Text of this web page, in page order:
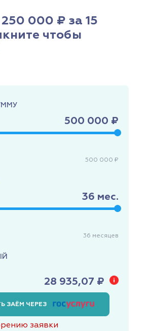
000 ₽ за 15
чтобы
500 000 ₽
500 000 ₽
36 мес.
36 месяцев
28 935,07 ₽
ЗАЁМ ЧЕРЕЗ
заявки